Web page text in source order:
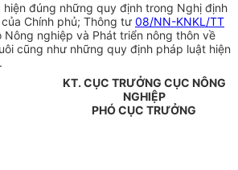
đúng những quy định trong Nghị định
Chính phủ; Thông tư 08/NN-KNKL/TT
nghiệp và Phát triển nông thôn về
cũng như những quy định pháp luật hiện
KT. CỤC TRƯỞNG CỤC NÔNG
NGHIỆP
PHÓ CỤC TRƯỞNG